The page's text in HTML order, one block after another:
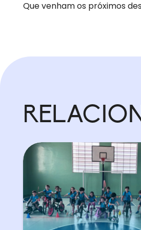
Que venham os próximos